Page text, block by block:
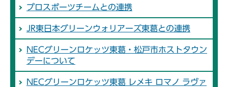
プロスポーツチームとの連携
JR東日本グリーンウォリアーズ東葛との連携
NECグリーンロケッツ東葛・松戸市ホストタウン
デーについて
NECグリーンロケッツ東葛 レメキ ロマノ ラヴァ